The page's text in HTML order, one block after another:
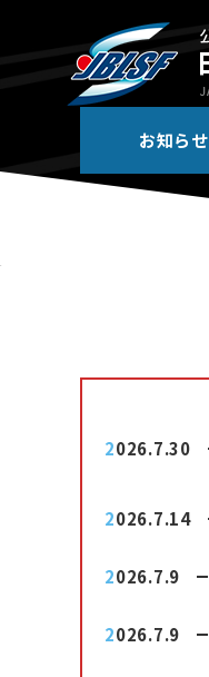
お知らせ
2026.7.30
2026.7.14
2026.7.9
2026.7.9